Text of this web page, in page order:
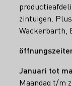
zintuigen.
Wackerbarth,
Januari tot
Maandag t/m